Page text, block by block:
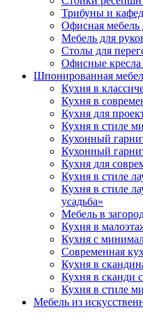
Трибуны и
Офисная мебель
Мебель для
Столы для
Офисные кресла
Шпонированная
Кухня в
Кухня в
Кухня для
Кухня в стиле
Кухонный
Кухонный
Кухня для
Кухня в стиле
Кухня в стиле
усадьба»
Мебель в
Кухня в
Кухня с
Современная
Кухня в
Кухня в сканди
Кухня в стиле
Мебель из